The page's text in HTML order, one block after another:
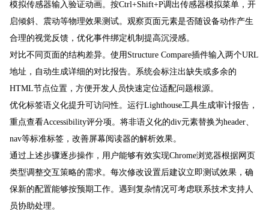
模拟传感器输入验证动画。按Ctrl+Shift+P调出传感器模拟菜单，开
启倾斜、震动等物理效果测试。观察页面元素是否随设备动作产生
合理的视觉反馈，优化事件绑定机制提高沉浸感。
对比不同页面的结构差异。使用Structure Compare插件输入两个URL
地址，自动生成详细的对比报告。系统会标注出缺失或多余的
HTML节点位置，方便开发人员快速定位适配问题根源。
优化标签语义化提升可访问性。运行Lighthouse工具生成审计报告，
重点查看Accessibility评分项。将非语义化的div元素替换为header、
nav等标准标签，改善屏幕阅读器的解析效果。
通过上述步骤逐步操作，用户能够有效实现Chrome浏览器根据网页
类型调整交互策略的需求。每次修改设置后建议立即测试效果，确
保新的配置能够按预期工作。遇到复杂情况可考虑联系技术支持人
员协助处理。